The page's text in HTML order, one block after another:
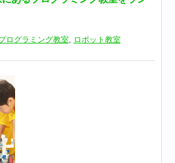
ログラミング教室, ロボット教室